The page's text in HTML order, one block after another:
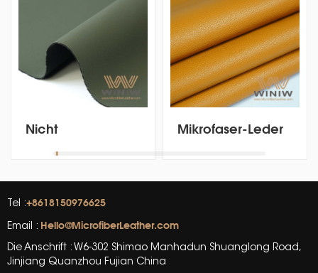
Nicht
Halbsilikon-
Mikrofaser-Leder
Mikrofaser-Leder
Tel :+8618150976625
Email : Hello@MicrofiberLeather.com
Die Anschrift : W6-302 Shimao Manhadun Shuanglong Road,
Jinjiang Quanzhou Fujian China